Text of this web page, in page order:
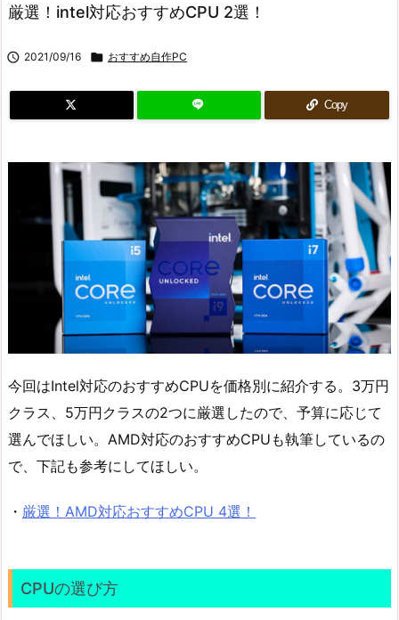
厳選！intel対応おすすめCPU 2選！
 2021/09/16  おすすめ自作PC
Copy
今回はIntel対応のおすすめCPUを価格別に紹介する。3万円
クラス、5万円クラスの2つに厳選したので、予算に応じて
選んでほしい。AMD対応のおすすめCPUも執筆しているの
で、下記も参考にしてほしい。
・ 厳選！AMD対応おすすめCPU 4選！
CPUの選び方